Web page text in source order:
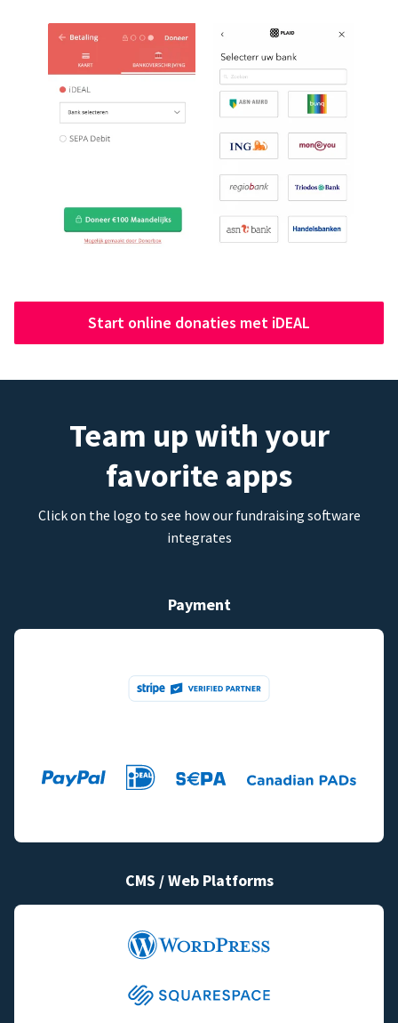
Start online donaties met iDEAL
Team up with your
favorite apps
Click on the logo to see how our fundraising software
integrates
Payment
CMS / Web Platforms